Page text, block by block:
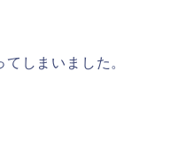
しまいました。